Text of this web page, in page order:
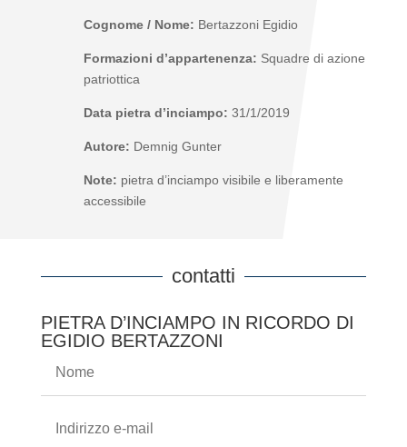
Cognome / Nome: Bertazzoni Egidio
Formazioni d’appartenenza: Squadre di azione
patriottica
Data pietra d’inciampo: 31/1/2019
Autore: Demnig Gunter
Note: pietra d’inciampo visibile e liberamente
accessibile
contatti
PIETRA D’INCIAMPO IN RICORDO DI
EGIDIO BERTAZZONI